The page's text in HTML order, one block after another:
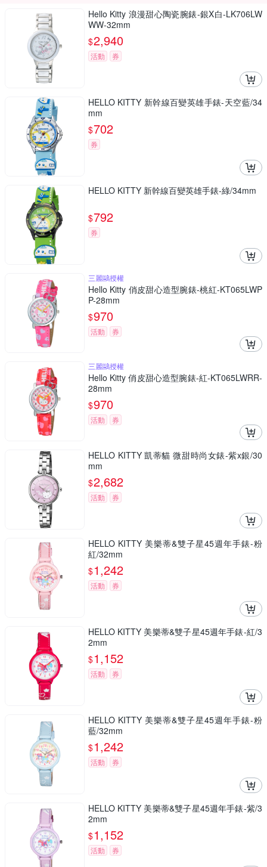
Hello Kitty 浪漫甜心陶瓷腕錶-銀X白-LK706LW
WW-32mm
$2,940
活動 券
HELLO KITTY 新幹線百變英雄手錶-天空藍/34
mm
$702
券
HELLO KITTY 新幹線百變英雄手錶-綠/34mm
$792
券
三麗鷗授權
Hello Kitty 俏皮甜心造型腕錶-桃紅-KT065LWP
P-28mm
$970
活動 券
三麗鷗授權
Hello Kitty 俏皮甜心造型腕錶-紅-KT065LWRR-
28mm
$970
活動 券
HELLO KITTY 凱蒂貓 微甜時尚女錶-紫x銀/30
mm
$2,682
活動 券
HELLO KITTY 美樂蒂&雙子星45週年手錶-粉
紅/32mm
$1,242
活動 券
HELLO KITTY 美樂蒂&雙子星45週年手錶-紅/3
2mm
$1,152
活動 券
HELLO KITTY 美樂蒂&雙子星45週年手錶-粉
藍/32mm
$1,242
活動 券
HELLO KITTY 美樂蒂&雙子星45週年手錶-紫/3
2mm
$1,152
活動 券